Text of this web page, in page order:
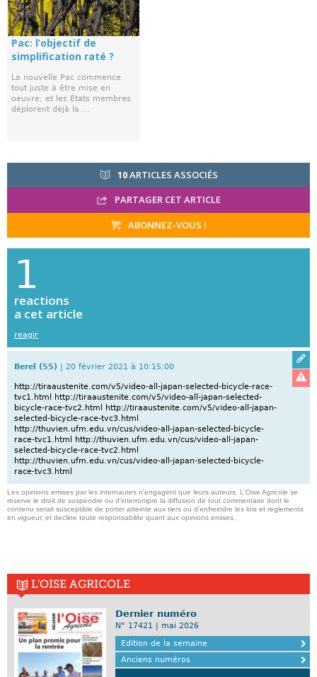
Pac: l’objectif de
simplification raté ?
La nouvelle Pac commence
tout juste à être mise en
oeuvre, et les États membres
déplorent déjà la ...
10ARTICLES ASSOCIÉS
PARTAGER CET ARTICLE
ABONNEZ-VOUS !
1
reactions
a cet article
reagir
Berel (55) | 20 février 2021 à 10:15:00
http://tiraaustenite.com/v5/video-all-japan-selected-bicycle-race-
tvc1.html http://tiraaustenite.com/v5/video-all-japan-selected-
bicycle-race-tvc2.html http://tiraaustenite.com/v5/video-all-japan-
selected-bicycle-race-tvc3.html
http://thuvien.ufm.edu.vn/cus/video-all-japan-selected-bicycle-
race-tvc1.html http://thuvien.ufm.edu.vn/cus/video-all-japan-
selected-bicycle-race-tvc2.html
http://thuvien.ufm.edu.vn/cus/video-all-japan-selected-bicycle-
race-tvc3.html
Les opinions emises par les internautes n'engagent que leurs auteurs. L'Oise Agricole se
reserve le droit de suspendre ou d'interrompre la diffusion de tout commentaire dont le
contenu serait susceptible de porter atteinte aux tiers ou d'enfreindre les lois et reglements
en vigueur, et decline toute responsabilite quant aux opinions emises,
L'OISE AGRICOLE
Dernier numéro
N° 17421 | mai 2026
Edition de la semaine
Anciens numéros